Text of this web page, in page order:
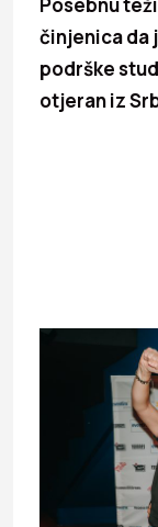
činjenica da
podrške
otjeran iz